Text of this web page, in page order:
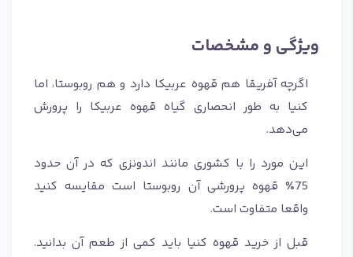
ویژگی و مشخصات
اگرچه آفریقا هم قهوه عربیکا دارد و هم روبوستا، اما
کنیا به طور انحصاری گیاه قهوه عربیکا را پرورش
می‌دهد.
این مورد را با کشوری مانند اندونزی که در آن حدود
75٪ قهوه پرورشی آن روبوستا است مقایسه کنید
واقعا متفاوت است.
قبل از خرید قهوه کنیا باید کمی از طعم آن بدانید.